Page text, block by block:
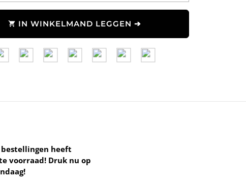
shopping_cart IN WINKELMAND LEGGEN ➔
heeft
voorraad! Druk nu op